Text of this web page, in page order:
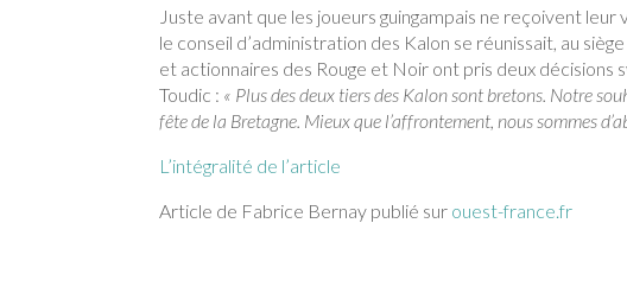
Juste avant que les joueurs guingampais ne reçoivent
le conseil d’administration des Kalon se réunissait, au
et actionnaires des Rouge et Noir ont pris deux décisions
Toudic : « Plus des deux tiers des Kalon sont bretons. Notre
fête de la Bretagne. Mieux que l’affrontement, nous sommes
L’intégralité de l’article
Article de Fabrice Bernay publié sur ouest-france.fr